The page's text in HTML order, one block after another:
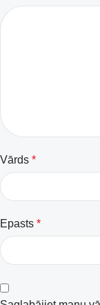
Vārds *
Epasts *